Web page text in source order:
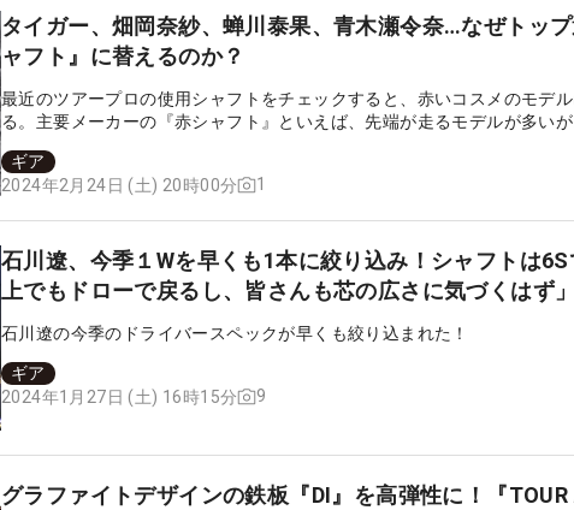
タイガー、畑岡奈紗、蝉川泰果、青木瀬令奈…なぜトッ
ャフト』に替えるのか？
最近のツアープロの使用シャフトをチェックすると、赤いコスメのモデ
る。主要メーカーの『赤シャフト』といえば、先端が走るモデルが多い
ているのだろう。
ギア
2024年2月24日 (土) 20時00分
1
石川遼、今季１Wを早くも1本に絞り込み！シャフトは
上でもドローで戻るし、皆さんも芯の広さに気づくはず」
石川遼の今季のドライバースペックが早くも絞り込まれた！
ギア
2024年1月27日 (土) 16時15分
9
グラファイトデザインの鉄板『DI』を高弾性に！『TOUR